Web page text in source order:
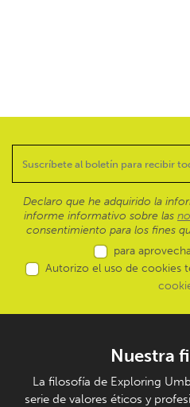
Declaro que he adquirido la
informe informativo sobre las
consentimiento para los fines
para
Autorizo el uso de cookies
Nuestra
La filosofía de Exploring
serie de valores éticos y